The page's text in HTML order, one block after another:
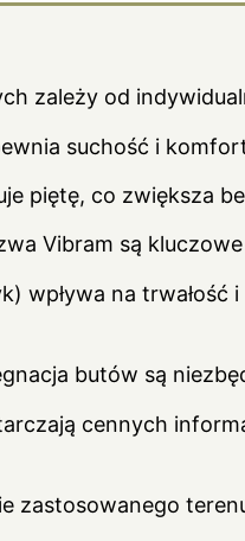
zależy od
suchość i
piętę, co zwiększa
Vibram są
wpływa na
butów są
cennych
zastosowanego